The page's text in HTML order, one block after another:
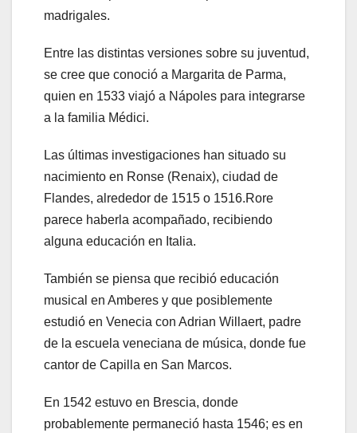
madrigales.
Entre las distintas versiones sobre su juventud,
se cree que conoció a Margarita de Parma,
quien en 1533 viajó a Nápoles para integrarse
a la familia Médici.
Las últimas investigaciones han situado su
nacimiento en Ronse (Renaix), ciudad de
Flandes, alrededor de 1515 o 1516.Rore
parece haberla acompañado, recibiendo
alguna educación en Italia.
También se piensa que recibió educación
musical en Amberes y que posiblemente
estudió en Venecia con Adrian Willaert, padre
de la escuela veneciana de música, donde fue
cantor de Capilla en San Marcos.
En 1542 estuvo en Brescia, donde
probablemente permaneció hasta 1546; es en